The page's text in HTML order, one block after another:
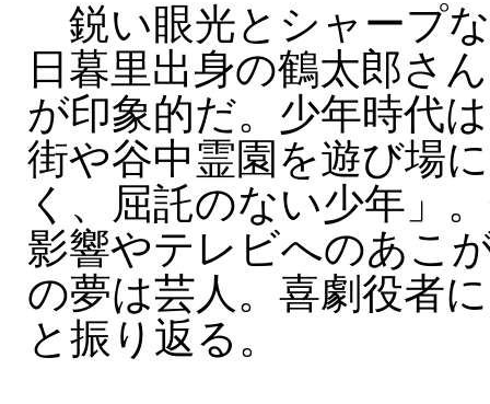
鋭い眼光とシャープ
日暮里出身の鶴太郎さ
が印象的だ。少年時代
街や谷中霊園を遊び場
く、屈託のない少年」
影響やテレビへのあこ
の夢は芸人。喜劇役者
と振り返る。